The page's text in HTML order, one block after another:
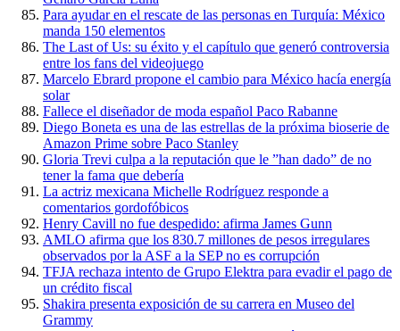
Para ayudar en el rescate de las personas en Turquía: México
manda 150 elementos
The Last of Us: su éxito y el capítulo que generó controversia
entre los fans del videojuego
Marcelo Ebrard propone el cambio para México hacía energía
solar
Fallece el diseñador de moda español Paco Rabanne
Diego Boneta es una de las estrellas de la próxima bioserie de
Amazon Prime sobre Paco Stanley
Gloria Trevi culpa a la reputación que le ”han dado” de no
tener la fama que debería
La actriz mexicana Michelle Rodríguez responde a
comentarios gordofóbicos
Henry Cavill no fue despedido: afirma James Gunn
AMLO afirma que los 830.7 millones de pesos irregulares
observados por la ASF a la SEP no es corrupción
TFJA rechaza intento de Grupo Elektra para evadir el pago de
un crédito fiscal
Shakira presenta exposición de su carrera en Museo del
Grammy